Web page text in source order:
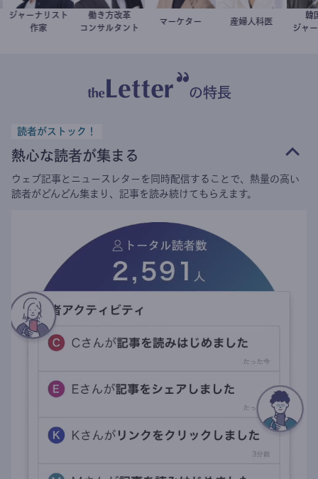
鈴木エイト
ジャーナリスト
作家
新田龍
働き方改革
コンサルタント
室谷良平
マーケター 稲葉可奈子
産婦人科医
ジ
の特長
読者がストック！
熱心な読者が集まる
ウェブ記事とニュースレターを同時配信することで、熱量の高い
読者がどんどん集まり、記事を読み続けてもらえます。